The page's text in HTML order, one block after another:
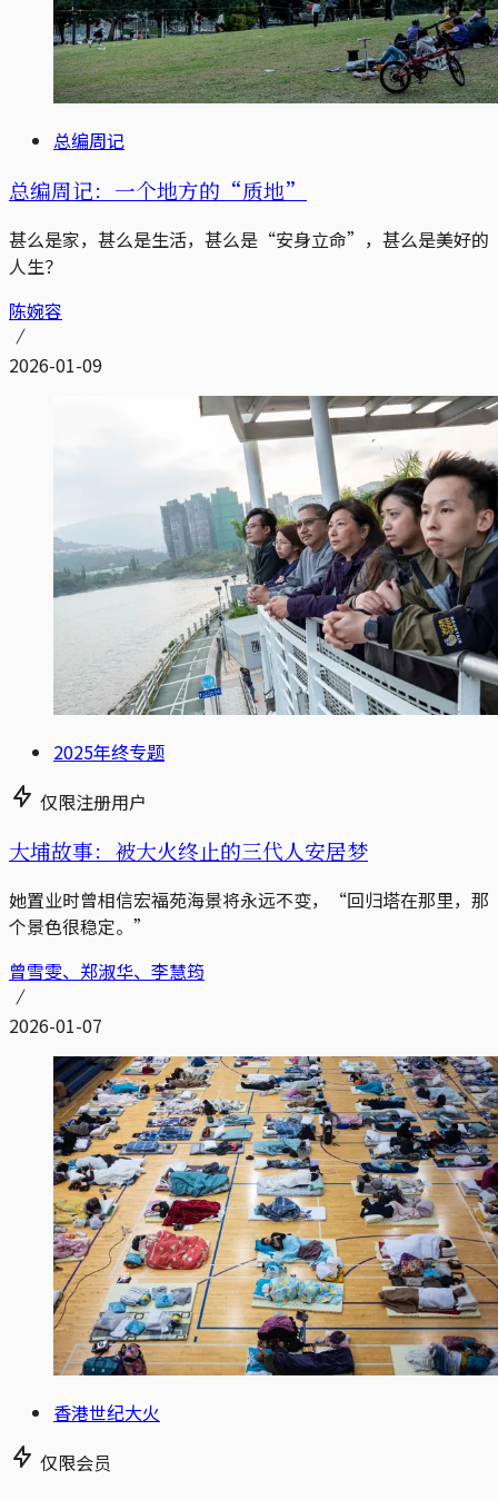
总编周记
总编周记：一个地方的“质地”
甚么是家，甚么是生活，甚么是“安身立命”，甚么是美好的
人生？
陈婉容
2026-01-09
2025年终专题
仅限注册用户
大埔故事：被大火终止的三代人安居梦
她置业时曾相信宏福苑海景将永远不变，“回归塔在那里，那
个景色很稳定。”
曾雪雯、郑淑华、李慧筠
2026-01-07
香港世纪大火
仅限会员